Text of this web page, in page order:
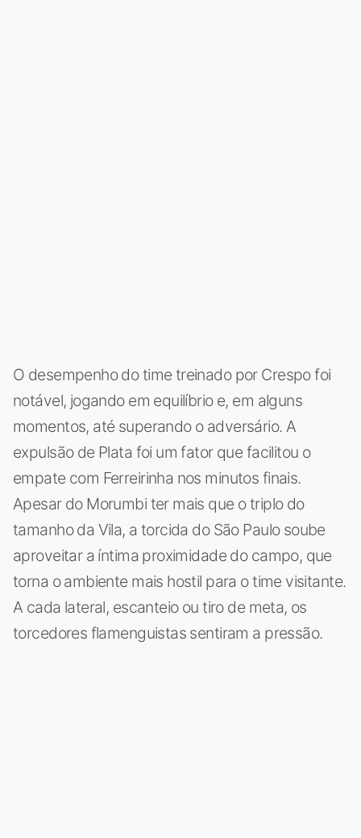
O desempenho do time treinado por Crespo foi
notável, jogando em equilíbrio e, em alguns
momentos, até superando o adversário. A
expulsão de Plata foi um fator que facilitou o
empate com Ferreirinha nos minutos finais.
Apesar do Morumbi ter mais que o triplo do
tamanho da Vila, a torcida do São Paulo soube
aproveitar a íntima proximidade do campo, que
torna o ambiente mais hostil para o time visitante.
A cada lateral, escanteio ou tiro de meta, os
torcedores flamenguistas sentiram a pressão.